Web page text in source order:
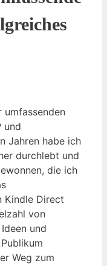
umfassenden
und
Jahren habe ich
durchlebt und
die ich
Kindle Direct
von
und
Weg zum